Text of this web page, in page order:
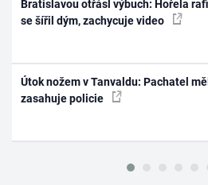
Bratislavou otřásl výbuch: Hořela
se šířil dým, zachycuje video
Útok nožem v Tanvaldu: Pachatel
zasahuje policie